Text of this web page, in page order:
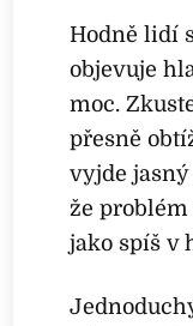
Hodně lidí
objevuje
moc.
přesně
vyjde jasný
že
jako spíš v